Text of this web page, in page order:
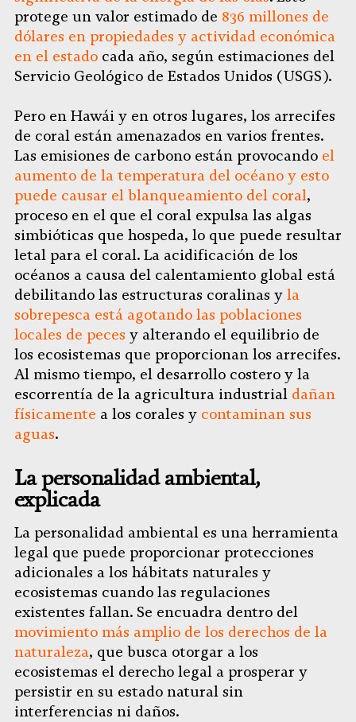
protege un valor estimado de 836 millones de
dólares en propiedades y actividad económica
en el estado cada año, según estimaciones del
Servicio Geológico de Estados Unidos (USGS).
Pero en Hawái y en otros lugares, los arrecifes
de coral están amenazados en varios frentes.
Las emisiones de carbono están provocando el
aumento de la temperatura del océano y esto
puede causar el blanqueamiento del coral,
proceso en el que el coral expulsa las algas
simbióticas que hospeda, lo que puede resultar
letal para el coral. La acidificación de los
océanos a causa del calentamiento global está
debilitando las estructuras coralinas y la
sobrepesca está agotando las poblaciones
locales de peces y alterando el equilibrio de
los ecosistemas que proporcionan los arrecifes.
Al mismo tiempo, el desarrollo costero y la
escorrentía de la agricultura industrial dañan
físicamente a los corales y contaminan sus
aguas.
La personalidad ambiental,
explicada
La personalidad ambiental es una herramienta
legal que puede proporcionar protecciones
adicionales a los hábitats naturales y
ecosistemas cuando las regulaciones
existentes fallan. Se encuadra dentro del
movimiento más amplio de los derechos de la
naturaleza, que busca otorgar a los
ecosistemas el derecho legal a prosperar y
persistir en su estado natural sin
interferencias ni daños.